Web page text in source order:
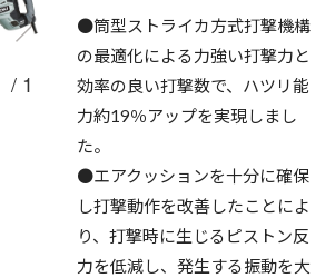
/ 1
●筒型ストライカ方式打撃機構
の最適化による力強い打撃力と
効率の良い打撃数で、ハツリ能
力約19％アップを実現しまし
た。
●エアクッションを十分に確保
し打撃動作を改善したことによ
り、打撃時に生じるピストン反
力を低減し、発生する振動を大